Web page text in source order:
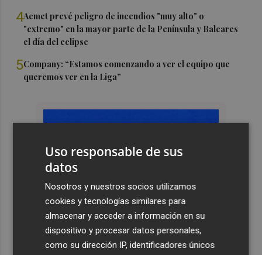
4Aemet prevé peligro de incendios "muy alto" o
"extremo" en la mayor parte de la Península y Baleares
el día del eclipse
5Company: “Estamos comenzando a ver el equipo que
queremos ver en la Liga”
Uso responsable de sus
datos
Nosotros y nuestros socios utilizamos
cookies y tecnologías similares para
almacenar y acceder a información en su
dispositivo y procesar datos personales,
como su dirección IP, identificadores únicos